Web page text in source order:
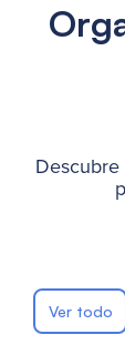
Ver todo